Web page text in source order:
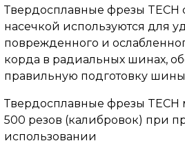
Твердосплавные фрезы TECH
насечкой используются для
поврежденного и
корда в радиальных шинах,
правильную подготовку
Твердосплавные фрезы TECH
500 резов (калибровок) при
использовании